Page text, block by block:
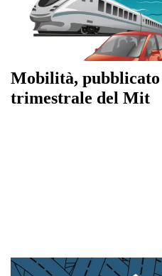
Mobilità,
trimestrale del Mit